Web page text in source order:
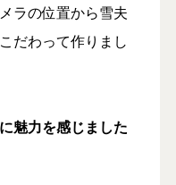
ラの位置から雪夫
だわって作りまし
魅力を感じました